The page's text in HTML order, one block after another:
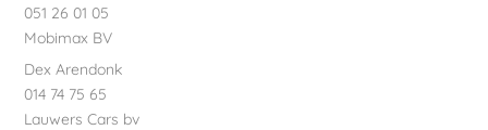
051 26 01 05
Mobimax BV
Dex Arendonk
014 74 75 65
Lauwers Cars bv